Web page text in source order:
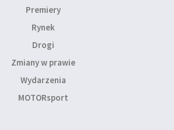
Premiery
Rynek
Drogi
Zmiany w prawie
Wydarzenia
MOTORsport